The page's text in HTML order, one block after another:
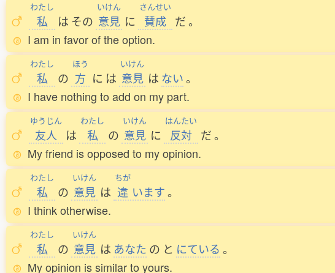
わたし
私 は その
いけん
意見 に
さんせい
賛成 だ。
I am in favor of the option.
わたし
私 の
ほう
方 に は
いけん
意見 は ない。
I have nothing to add on my part.
ゆうじん
友人 は
わたし
私 の
いけん
意見 に
はんたい
反対 だ。
My friend is opposed to my opinion.
わたし
私 の
いけん
意見 は
ちが
違 います。
I think otherwise.
わたし
私 の
いけん
意見 は あなた の と にている 。
My opinion is similar to yours.